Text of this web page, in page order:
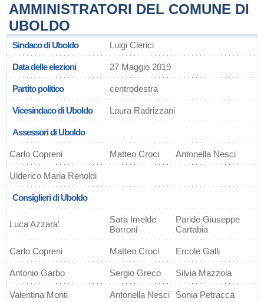
AMMINISTRATORI DEL COMUNE DI
UBOLDO
Sindaco di Uboldo Luigi Clerici
Data delle elezioni 27 Maggio 2019
Partito politico centrodestra
Vicesindaco di Uboldo Laura Radrizzani
Assessori di Uboldo
Carlo Copreni Matteo Croci Antonella Nesci
Ulderico Maria Renoldi
Consiglieri di Uboldo
Luca Azzara'
Sara Imelde
Borroni
Paride Giuseppe
Cartabia
Carlo Copreni Matteo Croci Ercole Galli
Antonio Garbo Sergio Greco Silvia Mazzola
Valentina Monti Antonella Nesci Sonia Petracca